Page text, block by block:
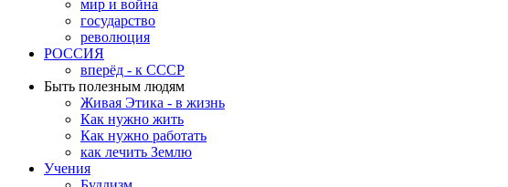
мир и война
государство
революция
РОССИЯ
вперёд - к СССР
Быть полезным людям
Живая Этика - в жизнь
Как нужно жить
Как нужно работать
как лечить Землю
Учения